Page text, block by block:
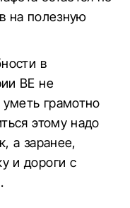
на полезную
в
ВЕ не
грамотно
этому надо
а заранее,
и дороги с